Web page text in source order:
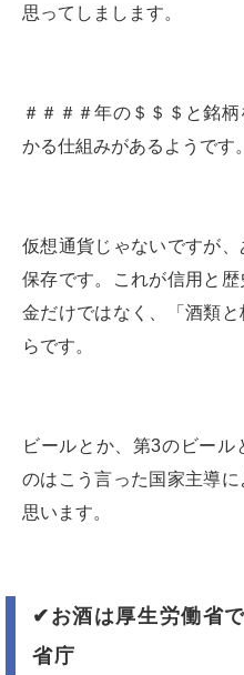
思ってしまします。
＃＃＃＃年の＄＄＄と銘
かる仕組みがあるようです。
仮想通貨じゃないですが
保存です。これが信用と
金だけではなく、「酒類
らです。
ビールとか、第3のビール
のはこう言った国家主導
思います。
✔︎ お酒は厚生労働省
省庁